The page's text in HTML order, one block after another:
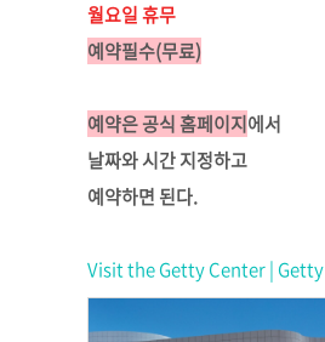
월요일 휴무
예약필수(무료)
예약은 공식 홈페이지에서
날짜와 시간 지정하고
예약하면 된다.
Visit the Getty Center | Getty